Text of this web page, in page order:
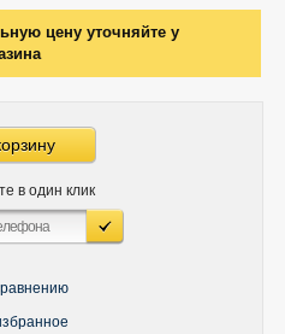
цену уточняйте у
в один клик